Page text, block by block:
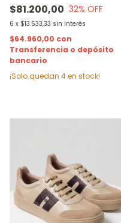
$81.200,00 32% OFF
6 x $13.533,33 sin interés
$64.960,00 con
Transferencia o depósito
bancario
¡Solo quedan 4en stock!